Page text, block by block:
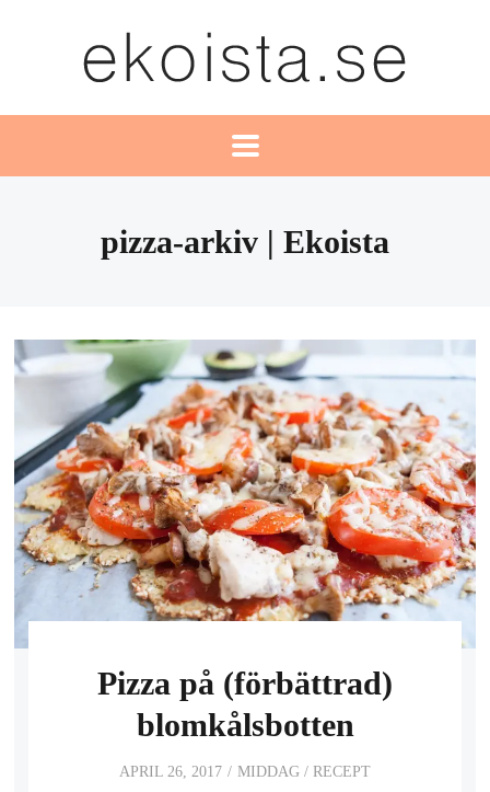
pizza-arkiv | Ekoista
Pizza på (förbättrad)
blomkålsbotten
APRIL 26, 2017 MIDDAG / RECEPT